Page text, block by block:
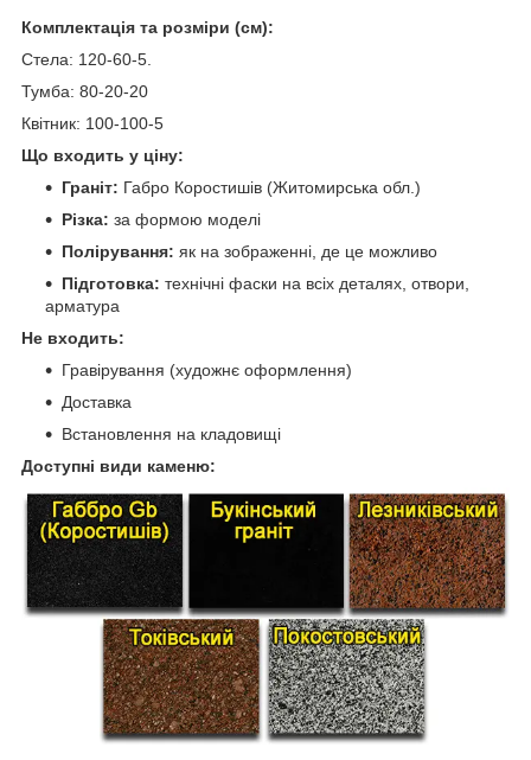
Комплектація та розміри (см):
Стела: 120-60-5.
Тумба: 80-20-20
Квітник: 100-100-5
Що входить у ціну:
Граніт: Габро Коростишів (Житомирська обл.)
Різка: за формою моделі
Полірування: як на зображенні, де це можливо
Підготовка: технічні фаски на всіх деталях, отвори,
арматура
Не входить:
Гравірування (художнє оформлення)
Доставка
Встановлення на кладовищі
Доступні види каменю: